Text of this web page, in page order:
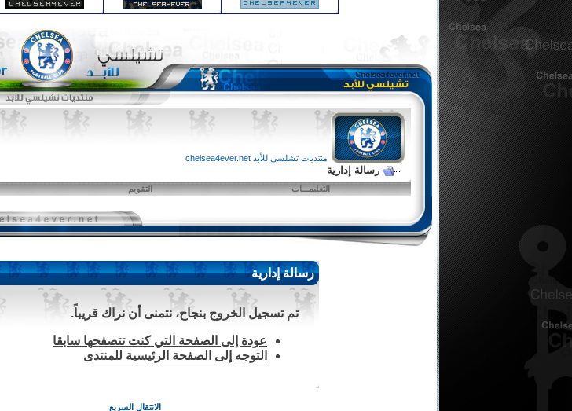
منتديات تشلسي للأبد chelsea4ever.net
رسالة إدارية
التعليمـــات التقويم
رسالة إدارية
تم تسجيل الخروج بنجاح، نتمنى أن نراك قريباً.
عودة إلى الصفحة التي كنت تتصفحها سابقا
التوجه إلى الصفحة الرئيسية للمنتدى
الانتقال السريع